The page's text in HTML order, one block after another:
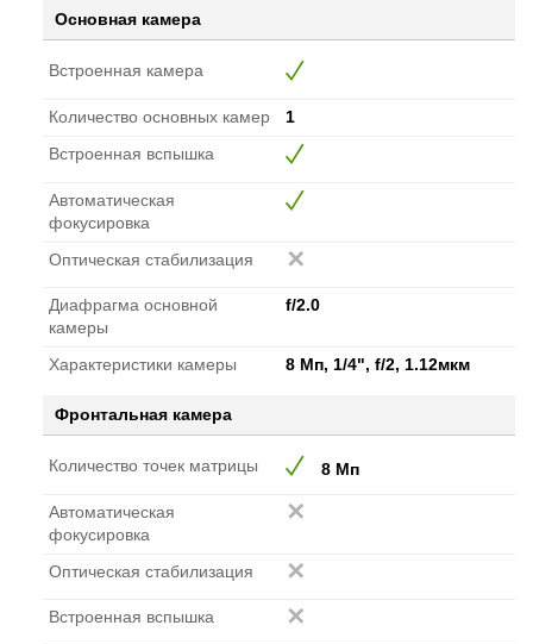
Основная камера
Встроенная камера
Количество основных камер
1
Встроенная вспышка
Автоматическая
фокусировка
Оптическая стабилизация
Диафрагма основной
камеры
f/2.0
Характеристики камеры 8 Мп, 1/4", f/2, 1.12мкм
Фронтальная камера
Количество точек матрицы 8 Мп
Автоматическая
фокусировка
Оптическая стабилизация
Встроенная вспышка